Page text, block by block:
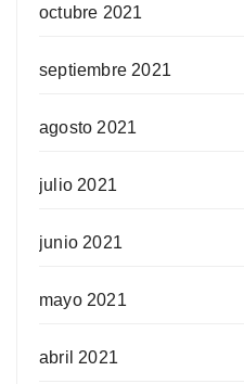
octubre 2021
septiembre 2021
agosto 2021
julio 2021
junio 2021
mayo 2021
abril 2021